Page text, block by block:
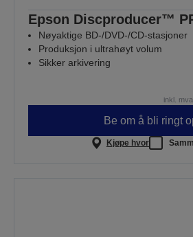
Epson Discproducer™
Nøyaktige BD-/DVD-/CD-stasjoner
Produksjon i ultrahøyt volum
Sikker arkivering
inkl.
Be om å bli ringt
Kjøpe hvor